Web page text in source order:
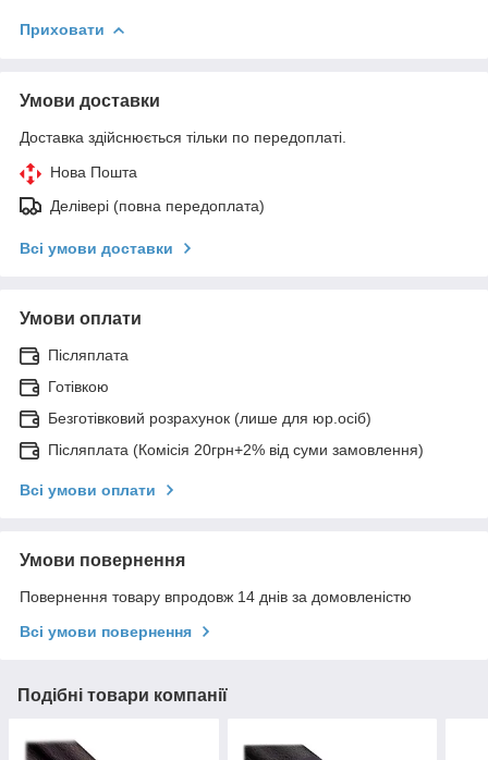
Приховати
Умови доставки
Доставка здійснюється тільки по передоплаті.
Нова Пошта
Делівері (повна передоплата)
Всі умови доставки
Умови оплати
Післяплата
Готівкою
Безготівковий розрахунок (лише для юр.осіб)
Післяплата (Комісія 20грн+2% від суми замовлення)
Всі умови оплати
Умови повернення
Повернення товару впродовж 14 днів за домовленістю
Всі умови повернення
Подібні товари компанії